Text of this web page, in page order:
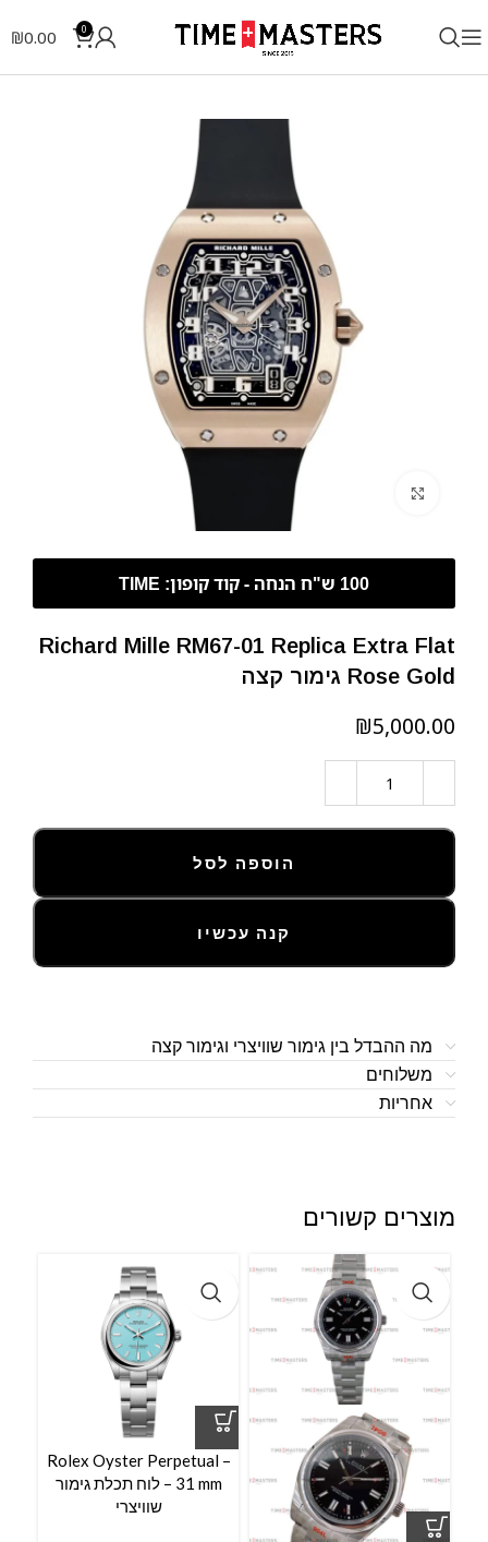
0
₪0.00
Richard Mille RM67-01 Replica Extra Flat
Rose Gold גימור קצה
₪
הוספה לסל
קנה עכשיו
מה ההבדל בין גימור שוויצרי וגימור קצה
משלוחים
אחריות
מוצרים קשורים
Rolex Oyster Perpetual –
31 mm – לוח תכלת גימור
שוויצרי